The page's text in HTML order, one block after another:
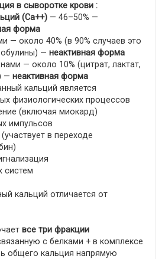
в сыворотке крови :
(Ca++) — 46–50% —
форма
— около 40% (в 90% случаев это
— неактивная форма
— около 10% (цитрат, лактат,
— неактивная форма
кальций является
физиологических процессов
(включая миокард)
импульсов
в переходе
систем
кальций отличается от
все три фракции
с белками + в комплексе
общего кальция напрямую